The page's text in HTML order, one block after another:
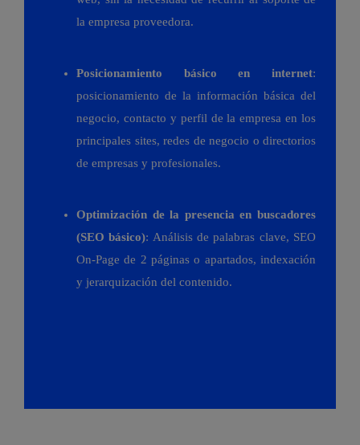
la empresa proveedora.
Posicionamiento básico en internet:
posicionamiento de la información básica del
negocio, contacto y perfil de la empresa en los
principales sites, redes de negocio o directorios
de empresas y profesionales.
Optimización de la presencia en buscadores
(SEO básico): Análisis de palabras clave, SEO
On-Page de 2 páginas o apartados, indexación
y jerarquización del contenido.